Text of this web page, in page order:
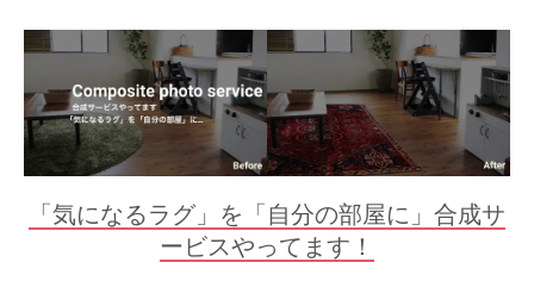
「気になるラグ」を「自分の部屋に」合成サ
ービスやってます！